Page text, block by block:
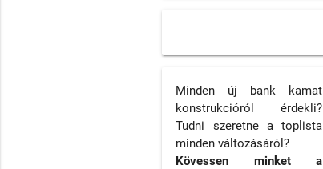
Minden új bank kamat
konstrukcióról érdekli?
Tudni szeretne a toplista
minden változásáról?
Kövessen minket a